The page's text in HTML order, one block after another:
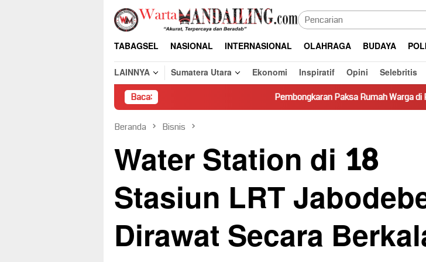
Loncat
konten
TABAGSEL NASIONAL INTERNASIONAL OLAHRAGA BUDAYA
LAINNYA
Sumatera Utara Ekonomi Inspiratif Opini Selebritis
Baca: Pembongkaran Paksa Rumah Warga di Pasaman Tanpa
Beranda Bisnis
Water Station di 18
Stasiun LRT
Dirawat Secara